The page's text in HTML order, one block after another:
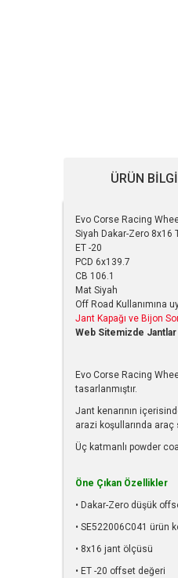
ÜRÜN
Evo Corse Racing
Siyah Dakar-Zero 8x16
ET -20
PCD 6x139.7
CB 106.1
Mat Siyah
Off Road Kullanımına
Jant Kapağı ve Bijon
Web Sitemizde Jantlar
Evo Corse Racing
tasarlanmıştır.
Jant kenarının
arazi koşullarında araç
Üç katmanlı powder
Öne Çıkan Özellikler
• Dakar-Zero düşük
• SE522006C041 ürün
• 8x16 jant ölçüsü
• ET -20 offset değeri